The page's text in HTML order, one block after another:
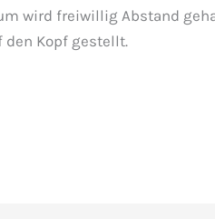
wird freiwillig Abstand
den Kopf gestellt.